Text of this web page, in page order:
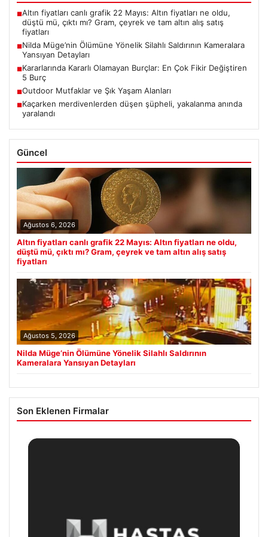
■Altın fiyatları canlı grafik 22 Mayıs: Altın fiyatları ne oldu,
düştü mü, çıktı mı? Gram, çeyrek ve tam altın alış satış
fiyatları
■Nilda Müge’nin Ölümüne Yönelik Silahlı Saldırının Kameralara
Yansıyan Detayları
■Kararlarında Kararlı Olamayan Burçlar: En Çok Fikir Değiştiren
5 Burç
■Outdoor Mutfaklar ve Şık Yaşam Alanları
■Kaçarken merdivenlerden düşen şüpheli, yakalanma anında
yaralandı
Güncel
Ağustos 6, 2026
Altın fiyatları canlı grafik 22 Mayıs: Altın fiyatları ne oldu,
düştü mü, çıktı mı? Gram, çeyrek ve tam altın alış satış
fiyatları
Ağustos 5, 2026
Nilda Müge’nin Ölümüne Yönelik Silahlı Saldırının
Kameralara Yansıyan Detayları
Son Eklenen Firmalar